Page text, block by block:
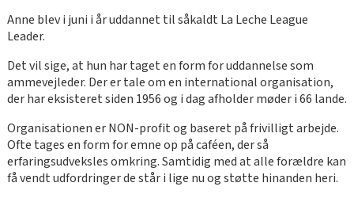
Anne blev i juni i år uddannet til såkaldt La Leche League
Leader.
Det vil sige, at hun har taget en form for uddannelse som
ammevejleder. Der er tale om en international organisation,
der har eksisteret siden 1956 og i dag afholder møder i 66 lande.
Organisationen er NON-profit og baseret på frivilligt arbejde.
Ofte tages en form for emne op på caféen, der så
erfaringsudveksles omkring. Samtidig med at alle forældre kan
få vendt udfordringer de står i lige nu og støtte hinanden heri.